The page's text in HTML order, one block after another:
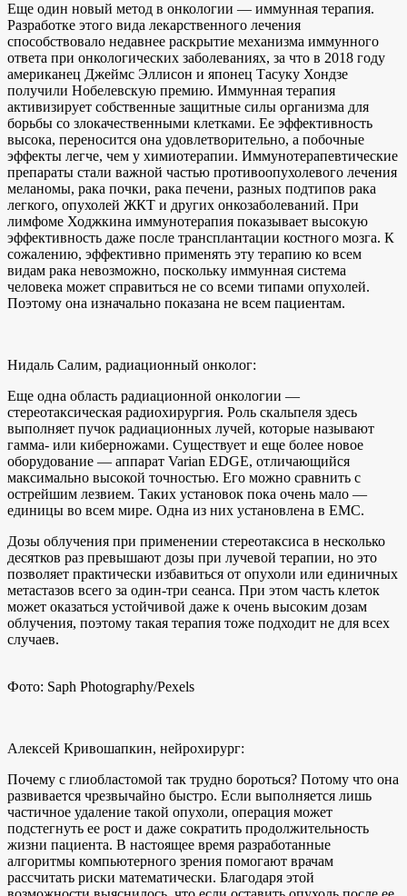
Еще один новый метод в онкологии — иммунная терапия.
Разработке этого вида лекарственного лечения
способствовало недавнее раскрытие механизма иммунного
ответа при онкологических заболеваниях, за что в 2018 году
американец Джеймс Эллисон и японец Тасуку Хондзе
получили Нобелевскую премию. Иммунная терапия
активизирует собственные защитные силы организма для
борьбы со злокачественными клетками. Ее эффективность
высока, переносится она удовлетворительно, а побочные
эффекты легче, чем у химиотерапии. Иммунотерапевтические
препараты стали важной частью противоопухолевого лечения
меланомы, рака почки, рака печени, разных подтипов рака
легкого, опухолей ЖКТ и других онкозаболеваний. При
лимфоме Ходжкина иммунотерапия показывает высокую
эффективность даже после трансплантации костного мозга. К
сожалению, эффективно применять эту терапию ко всем
видам рака невозможно, поскольку иммунная система
человека может справиться не со всеми типами опухолей.
Поэтому она изначально показана не всем пациентам.
Нидаль Салим, радиационный онколог:
Еще одна область радиационной онкологии —
стереотаксическая радиохирургия. Роль скальпеля здесь
выполняет пучок радиационных лучей, которые называют
гамма- или киберножами. Существует и еще более новое
оборудование — аппарат Varian EDGE, отличающийся
максимально высокой точностью. Его можно сравнить с
острейшим лезвием. Таких установок пока очень мало —
единицы во всем мире. Одна из них установлена в EMC.
Дозы облучения при применении стереотаксиса в несколько
десятков раз превышают дозы при лучевой терапии, но это
позволяет практически избавиться от опухоли или единичных
метастазов всего за один-три сеанса. При этом часть клеток
может оказаться устойчивой даже к очень высоким дозам
облучения, поэтому такая терапия тоже подходит не для всех
случаев.
Фото: Saph Photography/Pexels
Алексей Кривошапкин, нейрохирург:
Почему с глиобластомой так трудно бороться? Потому что она
развивается чрезвычайно быстро. Если выполняется лишь
частичное удаление такой опухоли, операция может
подстегнуть ее рост и даже сократить продолжительность
жизни пациента. В настоящее время разработанные
алгоритмы компьютерного зрения помогают врачам
рассчитать риски математически. Благодаря этой